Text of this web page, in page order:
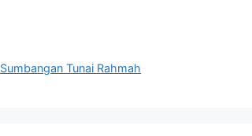
Sumbangan Tunai Rahmah